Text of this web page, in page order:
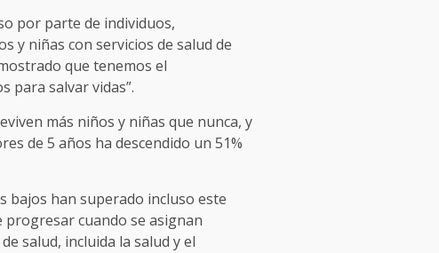
por parte de individuos,
y niñas con servicios de salud de
que tenemos el
para salvar vidas”.
más niños y niñas que nunca, y
de 5 años ha descendido un 51%
bajos han superado incluso este
progresar cuando se asignan
salud, incluida la salud y el